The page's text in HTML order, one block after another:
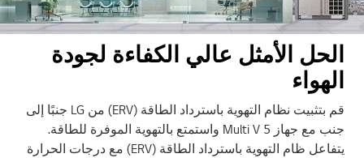
الحل الأمثل عالي الكفاءة لجودة
الهواء
قم بتثبيت نظام التهوية باسترداد الطاقة (ERV) من LG جنبًا إلى
جنب مع جهاز Multi V 5 واستمتع بالتهوية الموفرة للطاقة.
يتفاعل ظام التهوية باسترداد الطاقة (ERV) مع درجات الحرارة